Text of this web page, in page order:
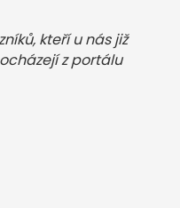
kteří u nás již
z portálu